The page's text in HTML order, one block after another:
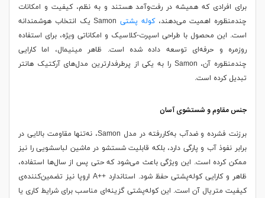
برای افرادی که همیشه در رفت‌وآمد هستند و به نظم، کیفیت و امکانات
چندمنظوره اهمیت می‌دهند، کوله پشتی
Samon یک انتخاب هوشمندانه
است. این محصول با طراحی اسپرت‌-کلاسیک و امکاناتی ویژه، برای استفاده‌
روزمره و حرفه‌ای توسعه داده شده است. ظاهر مینیمال، اما کارایی
چندمنظوره آن، Samon را به یکی از پرطرفدارترین مدل‌های آرکتیک هانتر
تبدیل کرده است.
جنس مقاوم و شستشوی آسان
برزنت فشرده و ضدآب به‌کاررفته در مدل Samon، نه‌تنها مقاومت بالایی در
برابر نفوذ آب و پارگی دارد، بلکه قابلیت شستشو در ماشین لباسشویی را نیز
ممکن کرده است. این ویژگی باعث می‌شود که حتی پس از سال‌ها استفاده،
ظاهر و کارایی کوله‌پشتی حفظ شود. استاندارد ++A اروپا نیز تضمین‌کننده‌ی
کیفیت متریال آن است. این کوله‌پشتی گزینه‌ای مناسب برای شرایط کاری یا